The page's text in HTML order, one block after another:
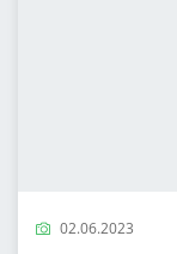
02.06.2023